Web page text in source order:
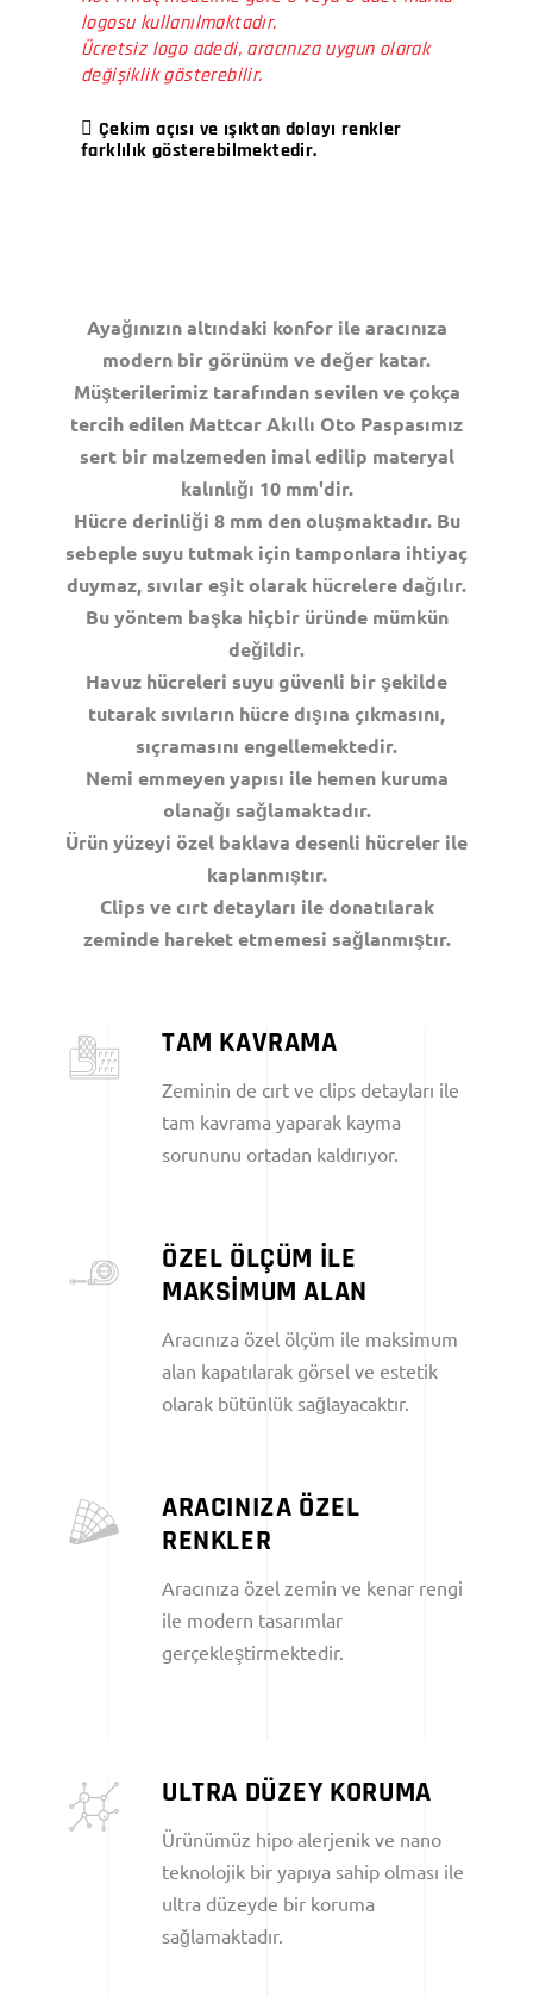
logosu kullanılmaktadır.
Ücretsiz logo adedi, aracınıza uygun olarak
değişiklik gösterebilir.
Çekim açısı ve ışıktan dolayı renkler
farklılık gösterebilmektedir.
Ayağınızın altındaki konfor ile aracınıza
modern bir görünüm ve değer katar.
Müşterilerimiz tarafından sevilen ve çokça
tercih edilen Mattcar Akıllı Oto Paspasımız
sert bir malzemeden imal edilip materyal
kalınlığı 10 mm'dir.
Hücre derinliği 8 mm den oluşmaktadır. Bu
sebeple suyu tutmak için tamponlara ihtiyaç
duymaz, sıvılar eşit olarak hücrelere dağılır.
Bu yöntem başka hiçbir üründe mümkün
değildir.
Havuz hücreleri suyu güvenli bir şekilde
tutarak sıvıların hücre dışına çıkmasını,
sıçramasını engellemektedir.
Nemi emmeyen yapısı ile hemen kuruma
olanağı sağlamaktadır.
Ürün yüzeyi özel baklava desenli hücreler ile
kaplanmıştır.
Clips ve cırt detayları ile donatılarak
zeminde hareket etmemesi sağlanmıştır.
TAM KAVRAMA
Zeminin de cırt ve clips detayları ile
tam kavrama yaparak kayma
sorununu ortadan kaldırıyor.
ÖZEL ÖLÇÜM İLE
MAKSİMUM ALAN
Aracınıza özel ölçüm ile maksimum
alan kapatılarak görsel ve estetik
olarak bütünlük sağlayacaktır.
ARACINIZA ÖZEL
RENKLER
Aracınıza özel zemin ve kenar rengi
ile modern tasarımlar
gerçekleştirmektedir.
ULTRA DÜZEY KORUMA
Ürünümüz hipo alerjenik ve nano
teknolojik bir yapıya sahip olması ile
ultra düzeyde bir koruma
sağlamaktadır.